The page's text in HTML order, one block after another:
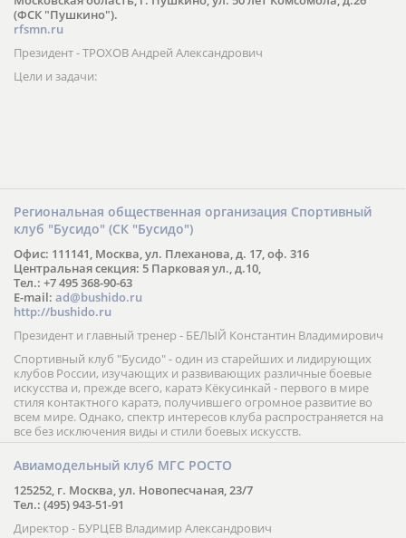
(ФСК "Пушкино").
rfsmn.ru
Президент - ТРОХОВ Андрей Александрович
Цели и задачи:
Региональная общественная организация Спортивный
клуб "Бусидо" (СК "Бусидо")
Офис: 111141, Москва, ул. Плеханова, д. 17, оф. 316
Центральная секция: 5 Парковая ул., д.10,
Тел.: +7 495 368-90-63
E-mail: ad@bushido.ru
http://bushido.ru
Президент и главный тренер - БЕЛЫЙ Константин Владимирович
Спортивный клуб "Бусидо" - один из старейших и лидирующих
клубов России, изучающих и развивающих различные боевые
искусства и, прежде всего, каратэ Кёкусинкай - первого в мире
стиля контактного каратэ, получившего огромное развитие во
всем мире. Однако, спектр интересов клуба распространяется на
все без исключения виды и стили боевых искусств.
Авиамодельный клуб МГС РОСТО
125252, г. Москва, ул. Новопесчаная, 23/7
Тел.: (495) 943-51-91
Директор - БУРЦЕВ Владимир Александрович